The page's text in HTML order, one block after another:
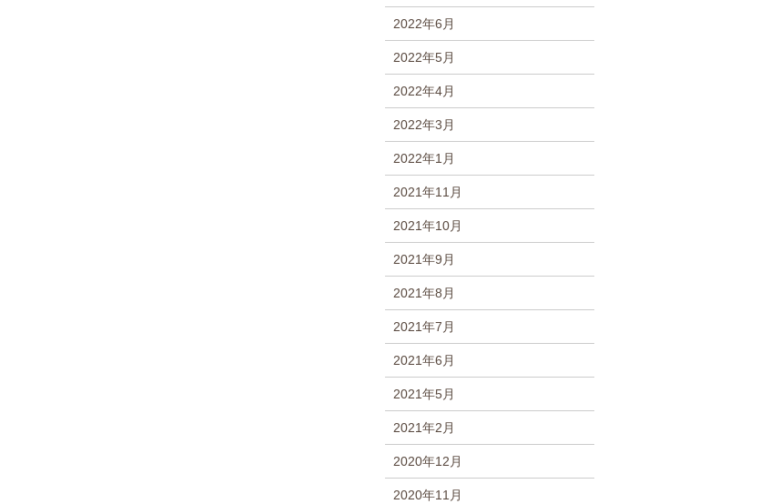
2022年6月
2022年5月
2022年4月
2022年3月
2022年1月
2021年11月
2021年10月
2021年9月
2021年8月
2021年7月
2021年6月
2021年5月
2021年2月
2020年12月
2020年11月